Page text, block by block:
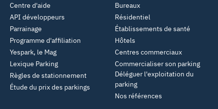
Bureaux
Résidentiel
Établissements de santé
Hôtels
Centres commerciaux
Commercialiser son parking
Déléguer l'exploitation du
parking
Nos références
Centre d'aide
API développeurs
Parrainage
Programme d'affiliation
Yespark, le Mag
Lexique Parking
Règles de stationnement
Étude du prix des parkings